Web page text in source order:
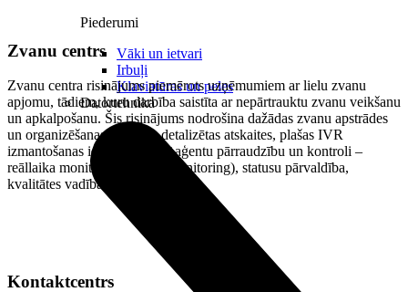
Piederumi
Vāki un ietvari
Irbuļi
Klaviatūras un peles
Datortehnika
Zvanu centrs
Zvanu centra risinājums piemērots uzņēmumiem ar lielu zvanu
apjomu, tādiem, kuru darbība saistīta ar nepārtrauktu zvanu veikšanu
un apkalpošanu. Šis risinājums nodrošina dažādas zvanu apstrādes
un organizēšanas iespējas, detalizētas atskaites, plašas IVR
izmantošanas iespējas, kā arī aģentu pārraudzību un kontroli –
reāllaika monitorings (Live Monitoring), statusu pārvaldība,
kvalitātes vadības modulis.
Kontaktcentrs